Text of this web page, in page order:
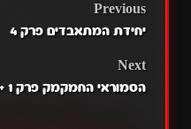
POST
Previous
יחידת המתאבדים פרק 4
Next
הסמוראי החמקמק פרק 1 + הודעה על אושי נו קו.